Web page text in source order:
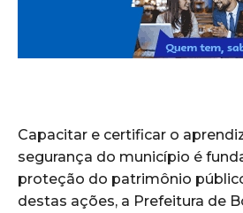
Capacitar e certificar o
segurança do município é
proteção do patrimônio
destas ações, a Prefeitura de